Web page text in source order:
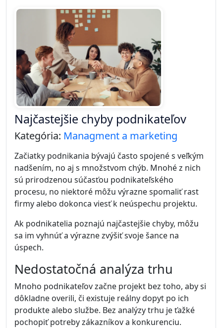
Najčastejšie chyby podnikateľov
Kategória: Managment a marketing
Začiatky podnikania bývajú často spojené s veľkým
nadšením, no aj s množstvom chýb. Mnohé z nich
sú prirodzenou súčasťou podnikateľského
procesu, no niektoré môžu výrazne spomaliť rast
firmy alebo dokonca viesť k neúspechu projektu.
Ak podnikatelia poznajú najčastejšie chyby, môžu
sa im vyhnúť a výrazne zvýšiť svoje šance na
úspech.
Nedostatočná analýza trhu
Mnoho podnikateľov začne projekt bez toho, aby si
dôkladne overili, či existuje reálny dopyt po ich
produkte alebo službe. Bez analýzy trhu je ťažké
pochopiť potreby zákazníkov a konkurenciu.